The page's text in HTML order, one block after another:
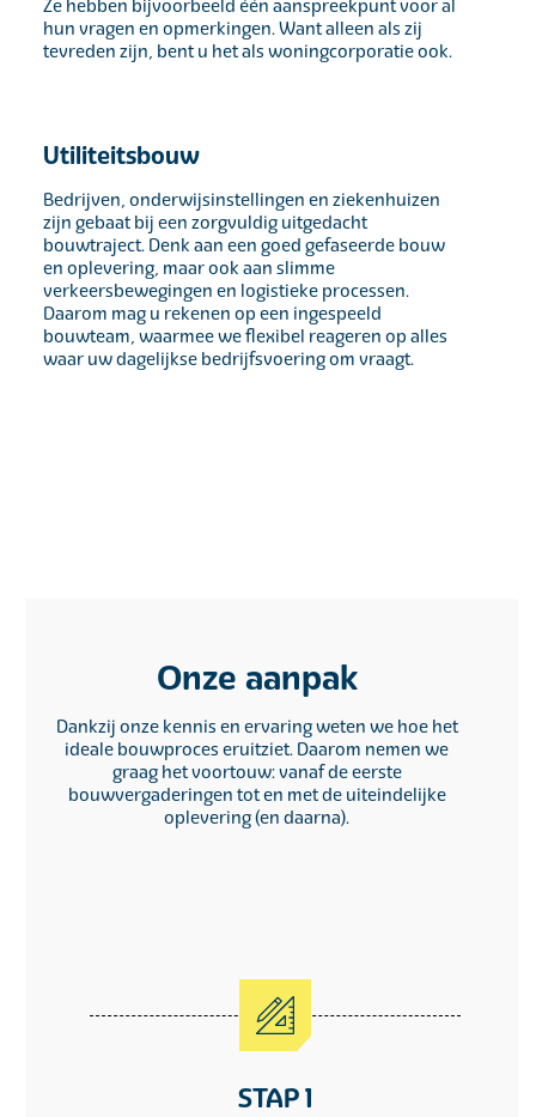
Ze hebben bijvoorbeeld één aanspreekpunt voor al
hun vragen en opmerkingen. Want alleen als zij
tevreden zijn, bent u het als woningcorporatie ook.
Utiliteitsbouw
Bedrijven, onderwijsinstellingen en ziekenhuizen
zijn gebaat bij een zorgvuldig uitgedacht
bouwtraject. Denk aan een goed gefaseerde bouw
en oplevering, maar ook aan slimme
verkeersbewegingen en logistieke processen.
Daarom mag u rekenen op een ingespeeld
bouwteam, waarmee we flexibel reageren op alles
waar uw dagelijkse bedrijfsvoering om vraagt.
Onze aanpak
Dankzij onze kennis en ervaring weten we hoe het
ideale bouwproces eruitziet. Daarom nemen we
graag het voortouw: vanaf de eerste
bouwvergaderingen tot en met de uiteindelijke
oplevering (en daarna).
STAP 1